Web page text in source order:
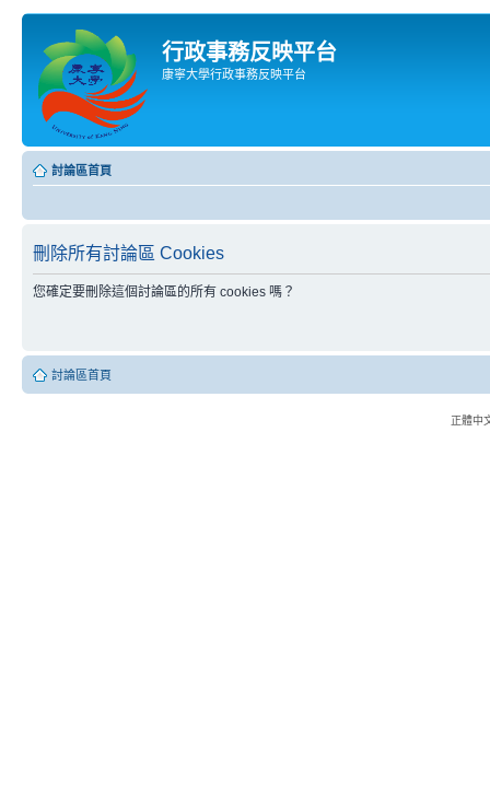
行政事務反映平台
康寧大學行政事務反映平台
討論區首頁
刪除所有討論區 Cookies
您確定要刪除這個討論區的所有 cookies 嗎？
討論區首頁
正體中